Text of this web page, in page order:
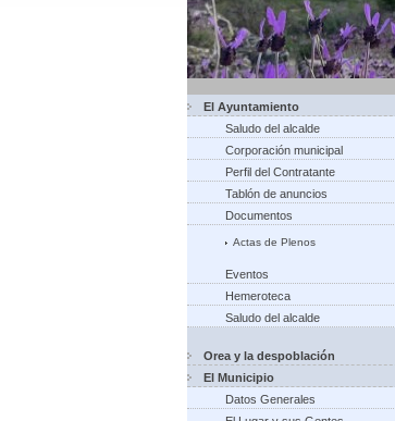
El Ayuntamiento
Saludo del alcalde
Corporación municipal
Perfil del Contratante
Tablón de anuncios
Documentos
Actas de Plenos
Eventos
Hemeroteca
Saludo del alcalde
Orea y la despoblación
El Municipio
Datos Generales